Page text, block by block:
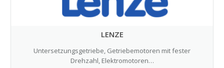
LENZE
Untersetzungsgetriebe, Getriebemotoren mit fester
Drehzahl, Elektromotoren…